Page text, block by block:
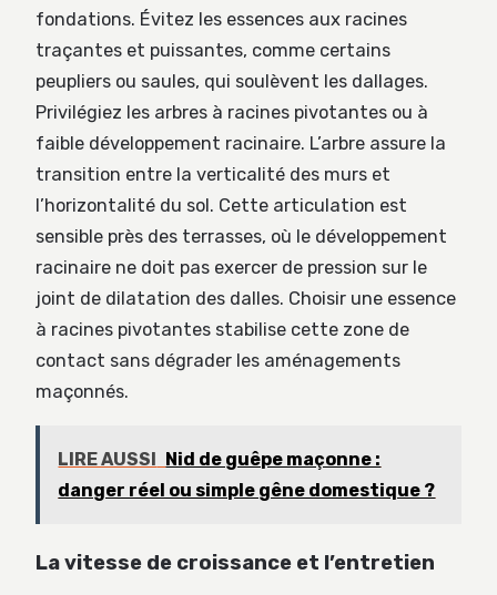
fondations. Évitez les essences aux racines
traçantes et puissantes, comme certains
peupliers ou saules, qui soulèvent les dallages.
Privilégiez les arbres à racines pivotantes ou à
faible développement racinaire. L’arbre assure la
transition entre la verticalité des murs et
l’horizontalité du sol. Cette articulation est
sensible près des terrasses, où le développement
racinaire ne doit pas exercer de pression sur le
joint de dilatation des dalles. Choisir une essence
à racines pivotantes stabilise cette zone de
contact sans dégrader les aménagements
maçonnés.
LIRE AUSSI Nid de guêpe maçonne :
danger réel ou simple gêne domestique ?
La vitesse de croissance et l’entretien